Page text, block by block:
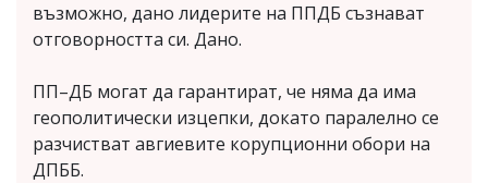
възможно, дано лидерите на ППДБ съзнават
отговорността си. Дано.
ПП–ДБ могат да гарантират, че няма да има
геополитически изцепки, докато паралелно се
разчистват авгиевите корупционни обори на
ДПББ.